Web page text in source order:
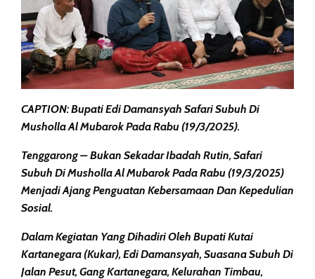
CAPTION: Bupati Edi Damansyah Safari Subuh Di
Musholla Al Mubarok Pada Rabu (19/3/2025).
Tenggarong – Bukan Sekadar Ibadah Rutin, Safari
Subuh Di Musholla Al Mubarok Pada Rabu (19/3/2025)
Menjadi Ajang Penguatan Kebersamaan Dan Kepedulian
Sosial.
Dalam Kegiatan Yang Dihadiri Oleh Bupati Kutai
Kartanegara (Kukar), Edi Damansyah, Suasana Subuh Di
Jalan Pesut, Gang Kartanegara, Kelurahan Timbau,